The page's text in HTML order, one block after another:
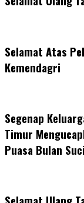
Selamat Atas
Kemendagri
Segenap
Timur
Puasa Bulan